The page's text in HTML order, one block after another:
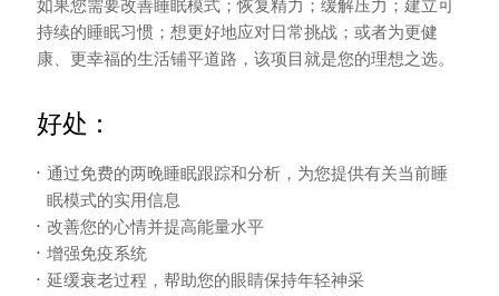
如果您需要改善睡眠模式；恢复精力；缓解压力；建立可
持续的睡眠习惯；想更好地应对日常挑战；或者为更健
康、更幸福的生活铺平道路，该项目就是您的理想之选。
好处：
通过免费的两晚睡眠跟踪和分析，为您提供有关当前睡
眠模式的实用信息
改善您的心情并提高能量水平
增强免疫系统
延缓衰老过程，帮助您的眼睛保持年轻神采